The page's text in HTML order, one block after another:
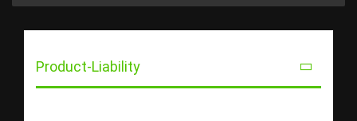
Product-Liability